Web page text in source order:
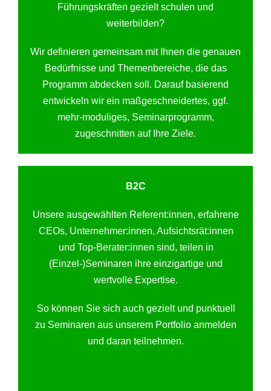
Führungskräften gezielt schulen und
weiterbilden?
Wir definieren gemeinsam mit Ihnen die genauen
Bedürfnisse und Themenbereiche, die das
Programm abdecken soll. Darauf basierend
entwickeln wir ein maßgeschneidertes, ggf.
mehr-moduliges, Seminarprogramm,
zugeschnitten auf Ihre Ziele.
B2C
Unsere ausgewählten Referent:innen, erfahrene
CEOs, Unternehmer:innen, Aufsichtsrät:innen
und Top-Berater:innen sind, teilen in
(Einzel-)Seminaren ihre einzigartige und
wertvolle Expertise.
So können Sie sich auch gezielt und punktuell
zu Seminaren aus unserem Portfolio anmelden
und daran teilnehmen.